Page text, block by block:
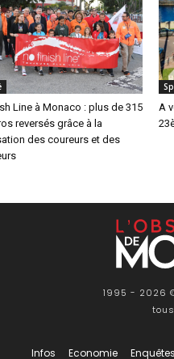
Line à Monaco : plus de 315
reversés grâce à la
des coureurs et des
A
1995 - 2026
Infos Economie Enquêtes